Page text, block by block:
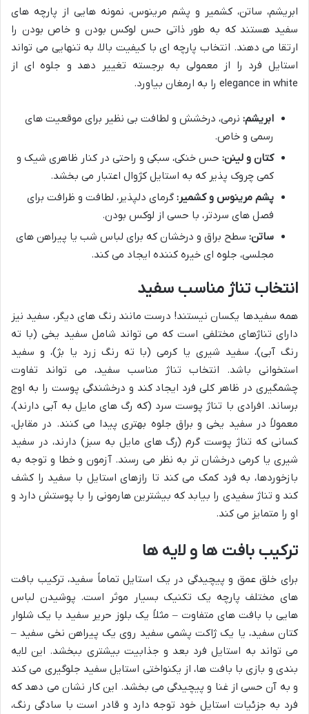
ابریشم، ساتن، کشمیر و پشم مرینوس، نمونه هایی از پارچه های
سفید هستند که به طور ذاتی حس لوکس بودن و خاص بودن را
ارتقا می دهند. انتخاب پارچه ای با کیفیت بالا، به تنهایی می تواند
استایل فرد را از معمولی به برجسته تغییر دهد و جلوه ای از
elegance in white را به ارمغان بیاورد.
ابریشم: نرمی، درخشش و لطافت بی نظیر برای موقعیت های
رسمی و خاص.
کتان و لینن: حس خنکی، سبکی و راحتی در کنار ظاهری شیک و
کمی چروک پذیر که به استایل کژوال اعتبار می بخشد.
پشم مرینوس و کشمیر: گرمای دلپذیر، لطافت و ظرافت برای
فصل های سردتر، با حسی از لوکس بودن.
ساتن: سطح براق و درخشان که برای لباس شب یا پیراهن های
مجلسی، جلوه ای خیره کننده ایجاد می کند.
انتخاب تناژ مناسب سفید
همه سفیدها یکسان نیستند! درست مانند رنگ های دیگر، سفید نیز
دارای تناژهای مختلفی است که می تواند شامل سفید یخی (با ته
رنگ آبی)، سفید شیری یا کرمی (با ته رنگ زرد یا بژ)، و سفید
استخوانی باشد. انتخاب تناژ مناسب سفید، می تواند تفاوت
چشمگیری در ظاهر کلی فرد ایجاد کند و درخشندگی پوست را به اوج
برساند. افرادی با تناژ پوست سرد (که رگ های مایل به آبی دارند)،
معمولاً در سفید یخی و براق جلوه بهتری پیدا می کنند. در مقابل،
کسانی که تناژ پوست گرم (رگ های مایل به سبز) دارند، در سفید
شیری یا کرمی درخشان تر به نظر می رسند. آزمون و خطا و توجه به
بازخوردها، به فرد کمک می کند تا رازهای استایل با سفید را کشف
کند و تناژ سفیدی را بیابد که بیشترین هارمونی را با پوستش دارد و
او را متمایز می کند.
ترکیب بافت ها و لایه ها
برای خلق عمق و پیچیدگی در یک استایل تماماً سفید، ترکیب بافت
های مختلف پارچه یک تکنیک بسیار موثر است. پوشیدن لباس
هایی با بافت های متفاوت – مثلاً یک بلوز حریر سفید با یک شلوار
کتان سفید، یا یک ژاکت پشمی سفید روی یک پیراهن نخی سفید –
می تواند به استایل فرد بعد و جذابیت بیشتری ببخشد. این لایه
بندی و بازی با بافت ها، از یکنواختی استایل سفید جلوگیری می کند
و به آن حسی از غنا و پیچیدگی می بخشد. این کار نشان می دهد که
فرد به جزئیات استایل خود توجه دارد و قادر است با سادگی رنگ،